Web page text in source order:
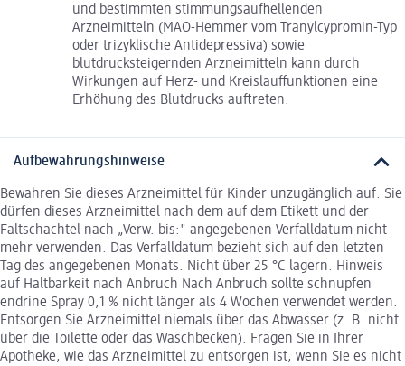
und bestimmten stimmungsaufhellenden
Arzneimitteln (MAO-Hemmer vom Tranylcypromin-Typ
oder trizyklische Antidepressiva) sowie
blutdrucksteigernden Arzneimitteln kann durch
Wirkungen auf Herz- und Kreislauffunktionen eine
Erhöhung des Blutdrucks auftreten.
Aufbewahrungshinweise
Bewahren Sie dieses Arzneimittel für Kinder unzugänglich auf. Sie
dürfen dieses Arzneimittel nach dem auf dem Etikett und der
Faltschachtel nach „Verw. bis:" angegebenen Verfalldatum nicht
mehr verwenden. Das Verfalldatum bezieht sich auf den letzten
Tag des angegebenen Monats. Nicht über 25 °C lagern. Hinweis
auf Haltbarkeit nach Anbruch Nach Anbruch sollte schnupfen
endrine Spray 0,1 % nicht länger als 4 Wochen verwendet werden.
Entsorgen Sie Arzneimittel niemals über das Abwasser (z. B. nicht
über die Toilette oder das Waschbecken). Fragen Sie in Ihrer
Apotheke, wie das Arzneimittel zu entsorgen ist, wenn Sie es nicht